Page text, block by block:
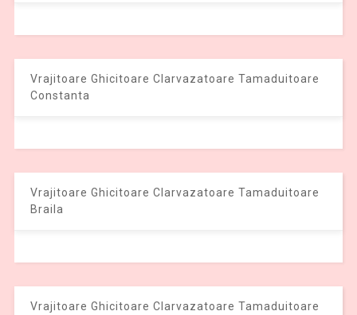
Vrajitoare Ghicitoare Clarvazatoare Tamaduitoare
Constanta
Vrajitoare Ghicitoare Clarvazatoare Tamaduitoare
Braila
Vrajitoare Ghicitoare Clarvazatoare Tamaduitoare